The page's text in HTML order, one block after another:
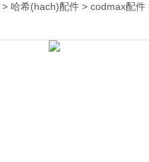
> 哈希(hach)配件 > codmax配件